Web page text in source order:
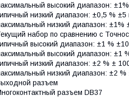
высокий диапазон:
низкий диапазон: ±0,5 % ±5
низкий диапазон: ±1%
набор по сравнению с
высокий диапазон: ±1 %
высокий диапазон: ±1
низкий диапазон: ±2 % ±
низкий диапазон: ±2 %
разъем
разъем DB37